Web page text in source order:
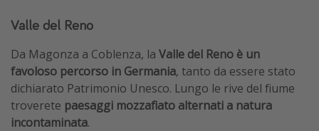
Valle del Reno
Da Magonza a Coblenza, la Valle del Reno è un
favoloso percorso in Germania, tanto da essere stato
dichiarato Patrimonio Unesco. Lungo le rive del fiume
troverete paesaggi mozzafiato alternati a natura
incontaminata.